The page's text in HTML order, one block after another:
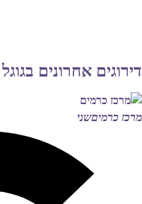
דירוגים אחרונים בגוגל
מרכז כרמיםשני